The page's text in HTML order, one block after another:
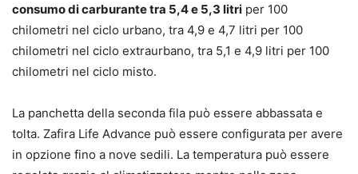
consumo di carburante tra 5,4 e 5,3 litri per 100
chilometri nel ciclo urbano, tra 4,9 e 4,7 litri per 100
chilometri nel ciclo extraurbano, tra 5,1 e 4,9 litri per 100
chilometri nel ciclo misto.
La panchetta della seconda fila può essere abbassata e
tolta. Zafira Life Advance può essere configurata per avere
in opzione fino a nove sedili. La temperatura può essere